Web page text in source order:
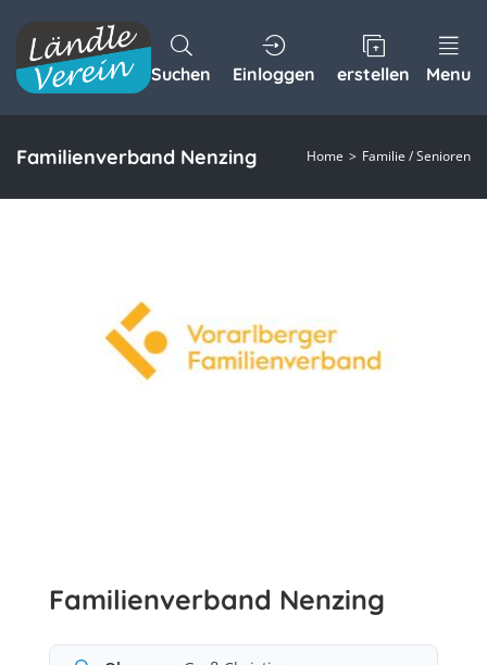
Suchen Einloggen erstellen Menu
Familienverband Nenzing Home Familie / Senioren
Familienverband Nenzing